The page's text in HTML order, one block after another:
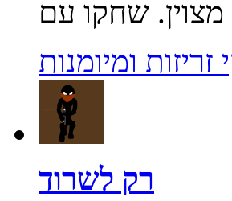
ומיומנות
רק לשרוד